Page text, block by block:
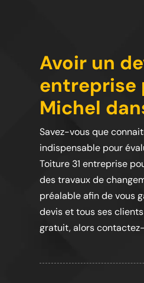
Avoir un
entreprise
Michel
Savez-vous que
indispensable pour
Toiture 31 entreprise
des travaux de
préalable afin de vous
devis et tous ses
gratuit, alors